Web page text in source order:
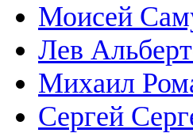
Моисей
Лев
Михаил
Сергей